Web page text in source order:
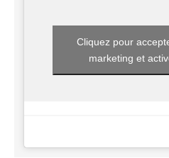
Cliquez pour
marketing et